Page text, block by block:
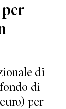
di
di
per